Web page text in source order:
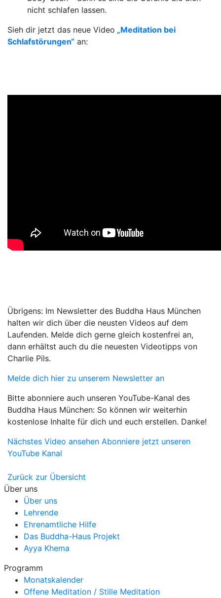
nicht schlafen lassen.
Sieh dir jetzt das neue Video „Meditation bei
Schlafstörungen“ an:
Übrigens: Im Newsletter des Buddha Haus München
halten wir dich über die neusten Videos auf dem
Laufenden. Melde dich gerne gleich kostenfrei an,
dann erhältst auch du die neuesten Videotipps von
Charlie Pils.
Melde dich hier zu unserem Newsletter an
Bitte abonniere auch unseren YouTube-Kanal des
Buddha Haus München: So können wir weiterhin
kostenlose Inhalte für dich und euch erstellen. Danke!
Nächstes Video ansehen Abonniere jetzt unseren
YouTube Kanal
Zurück zur Übersicht
Über uns
Über uns
Lehrende
Ehrenamtliche Hilfe
Das Buddha-Haus Projekt
Ayya Khema
Programm
Monatskalender
Offene Meditation / Stille Meditation